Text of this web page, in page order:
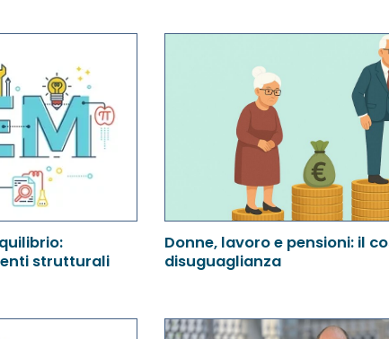
strutturali
Donne, lavoro e pensioni: il
disuguaglianza